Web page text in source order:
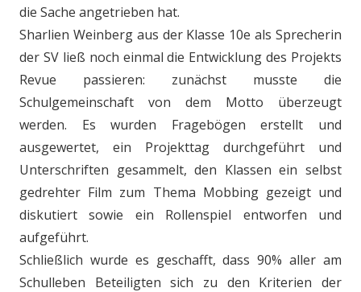
die Sache angetrieben hat.
Sharlien Weinberg aus der Klasse 10e als Sprecherin
der SV ließ noch einmal die Entwicklung des Projekts
Revue passieren: zunächst musste die
Schulgemeinschaft von dem Motto überzeugt
werden. Es wurden Fragebögen erstellt und
ausgewertet, ein Projekttag durchgeführt und
Unterschriften gesammelt, den Klassen ein selbst
gedrehter Film zum Thema Mobbing gezeigt und
diskutiert sowie ein Rollenspiel entworfen und
aufgeführt.
Schließlich wurde es geschafft, dass 90% aller am
Schulleben Beteiligten sich zu den Kriterien der